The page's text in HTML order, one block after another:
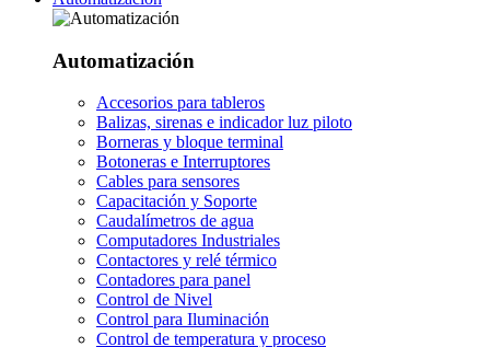
Automatización
Accesorios para tableros
Balizas, sirenas e indicador luz piloto
Borneras y bloque terminal
Botoneras e Interruptores
Cables para sensores
Capacitación y Soporte
Caudalímetros de agua
Computadores Industriales
Contactores y relé térmico
Contadores para panel
Control de Nivel
Control para Iluminación
Control de temperatura y proceso